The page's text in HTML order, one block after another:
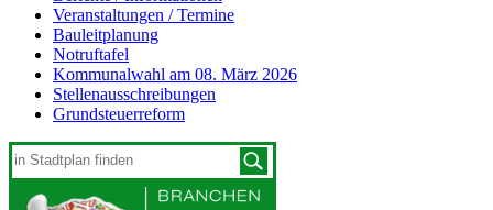
Veranstaltungen / Termine
Bauleitplanung
Notruftafel
Kommunalwahl am 08. März 2026
Stellenausschreibungen
Grundsteuerreform